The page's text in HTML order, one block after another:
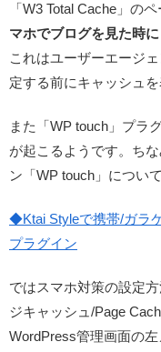
「W3 Total Cache」の
マホでブログを見た時
これはユーザーエージ
定する前にキャッシュ
また「WP touch」プラ
が起こるようです。ち
ン「WP touch」につい
◆Ktai Styleで携帯/ガラ
プラグイン
ではスマホ対策の設定
ジキャッシュ/Page
WordPress管理画面の左